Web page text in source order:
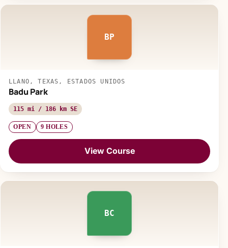
BP
LLANO, TEXAS, ESTADOS UNIDOS
Badu Park
115 mi / 186 km SE
OPEN 9 HOLES
View Course
BC